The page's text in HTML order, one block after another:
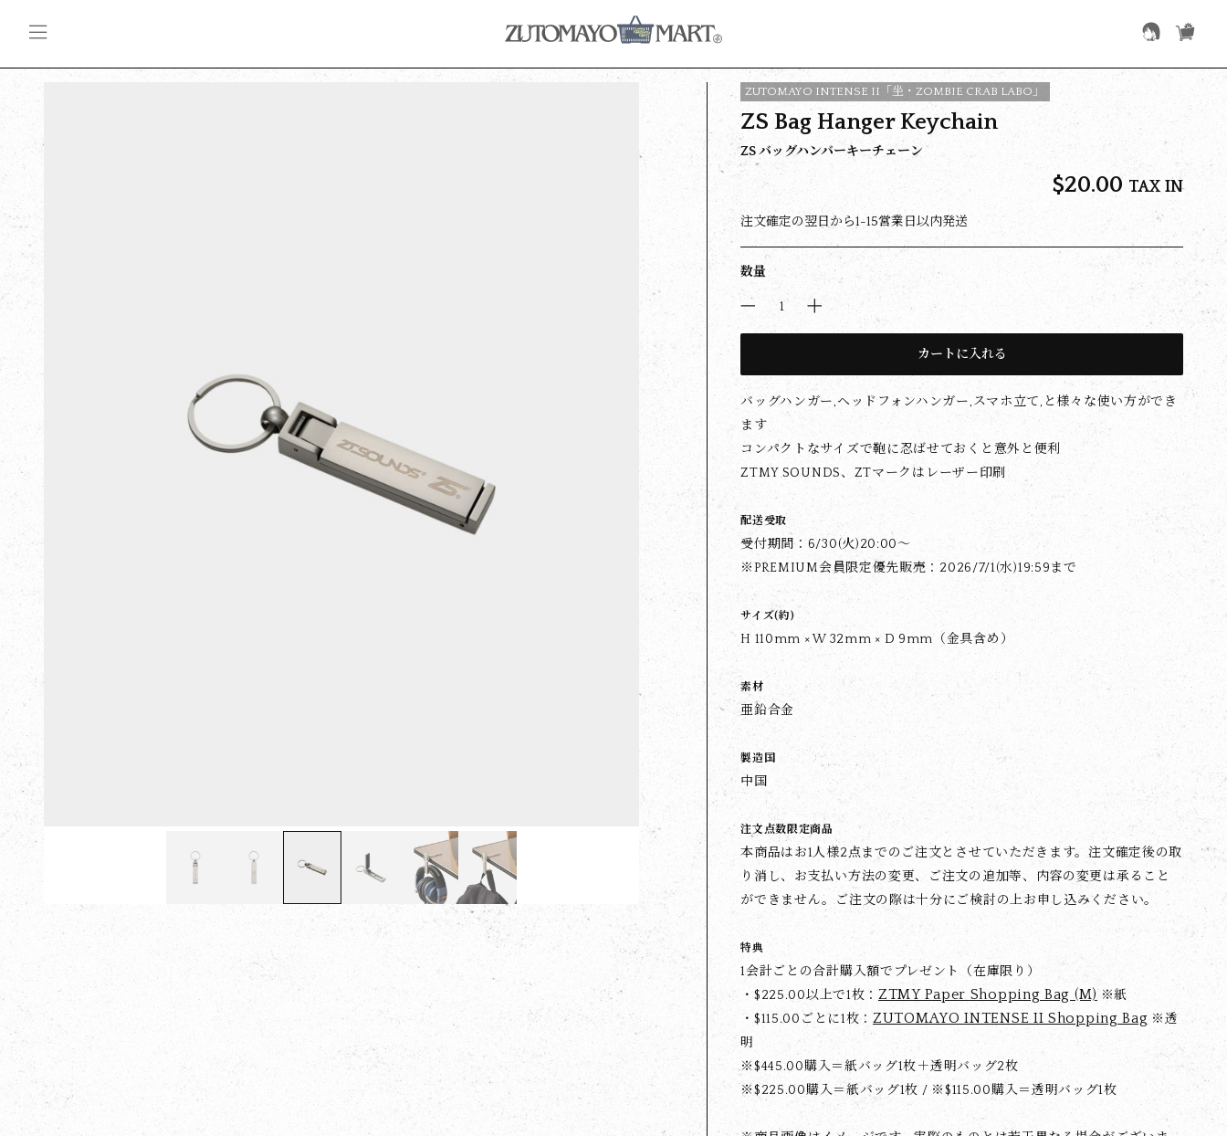
ZUTOMAYO INTENSE II「坐・ZOMBIE CRAB LABO」
ZS Bag Hanger Keychain
ZS バッグハンバーキーチェーン
$‌20.00 TAX IN
注文確定の翌日から1-15営業日以内発送
数量
カートに入れる
バッグハンガー,ヘッドフォンハンガー,スマホ立て,と様々な使い方ができ
ます
コンパクトなサイズで鞄に忍ばせておくと意外と便利
ZTMY SOUNDS、ZTマークはレーザー印刷
配送受取
受付期間：6/30(火)20:00〜
※PREMIUM会員限定優先販売：2026/7/1(水)19:59まで
サイズ(約)
H 110mm × W 32mm × D 9mm（金具含め）
素材
亜鉛合金
製造国
中国
注文点数限定商品
本商品はお1人様2点までのご注文とさせていただきます。注文確定後の取
り消し、お支払い方法の変更、ご注文の追加等、内容の変更は承ること
ができません。ご注文の際は十分にご検討の上お申し込みください。
特典
1会計ごとの合計購入額でプレゼント（在庫限り）
・$‌225.00以上で1枚：ZTMY Paper Shopping Bag (M)※紙
・$‌115.00ごとに1枚：ZUTOMAYO INTENSE II Shopping Bag ※透
明
※$‌445.00購入＝紙バッグ1枚＋透明バッグ2枚
※$‌225.00購入＝紙バッグ1枚 / ※$‌115.00購入＝透明バッグ1枚